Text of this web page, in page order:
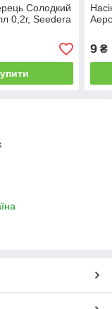
Солодкий
0,2г, Seedera
9 ₴